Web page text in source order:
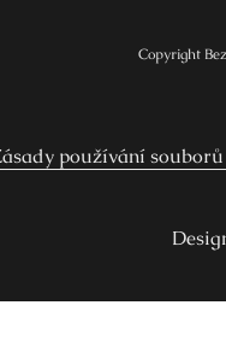
Copyright
používání souborů